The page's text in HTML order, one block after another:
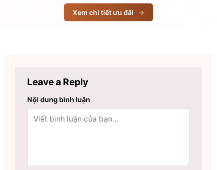
Xem chi tiết ưu đãi →
Leave a Reply
Nội dung bình luận